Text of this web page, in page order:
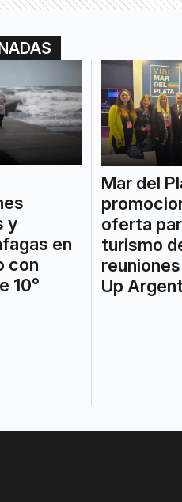
y
en
con
10°
Mar del
oferta
turismo
Up